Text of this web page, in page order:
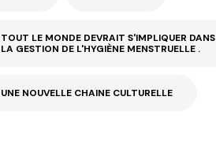
TOUT LE MONDE DEVRAIT S'IMPLIQUER DANS
LA GESTION DE L'HYGIÈNE MENSTRUELLE .
UNE NOUVELLE CHAINE CULTURELLE